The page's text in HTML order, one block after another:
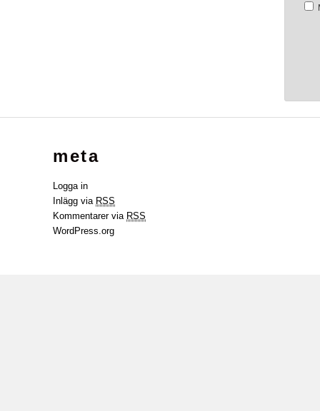
meta
Logga in
Inlägg via RSS
Kommentarer via RSS
WordPress.org